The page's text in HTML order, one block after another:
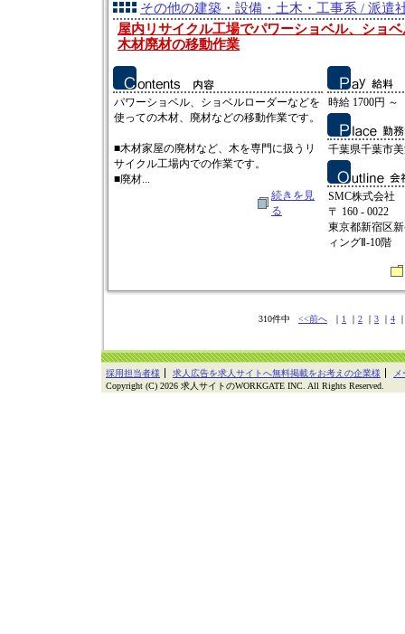
その他の建築・設備・土木・工事系 / 派遣
屋内リサイクル工場でパワーショベル、ショ
木材廃材の移動作業
パワーショベル、ショベルローダーなどを
使っての木材、廃材などの移動作業です。
■木材家屋の廃材など、木を専門に扱うリ
サイクル工場内での作業です。
■廃材...
続きを見
る
時給 1700円 ～
千葉県千葉市
SMC株式会社
〒 160 - 0022
東京都新宿区
ィングⅡ-10階
310件中 <<前へ ｜ 1 ｜ 2 ｜ 3 ｜ 4
採用担当者様 求人広告を求人サイトへ無料掲載をお考えの企業様
Copyright (C) 2026 求人サイトのWORKGATE INC. All Rights Reserved.